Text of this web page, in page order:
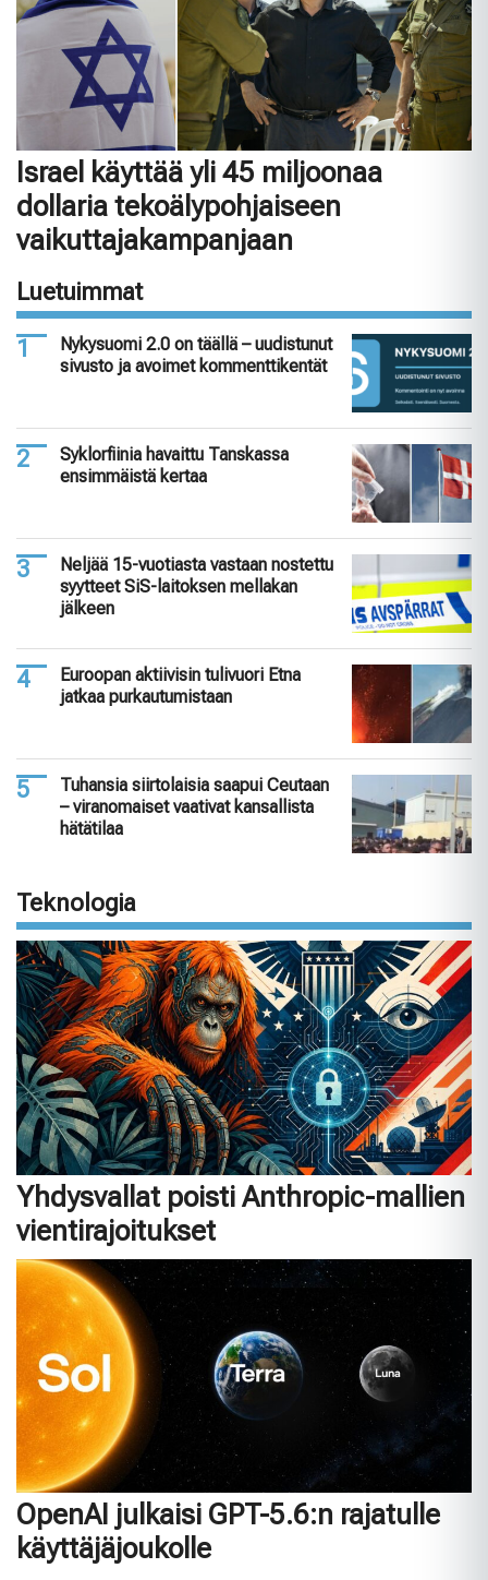
Israel käyttää yli 45 miljoonaa
dollaria tekoälypohjaiseen
vaikuttajakampanjaan
Luetuimmat
Nykysuomi 2.0 on täällä – uudistunut
sivusto ja avoimet kommenttikentät
Syklorfiinia havaittu Tanskassa
ensimmäistä kertaa
Neljää 15-vuotiasta vastaan nostettu
syytteet SiS-laitoksen mellakan
jälkeen
Euroopan aktiivisin tulivuori Etna
jatkaa purkautumistaan
Tuhansia siirtolaisia saapui Ceutaan
– viranomaiset vaativat kansallista
hätätilaa
Teknologia
Yhdysvallat poisti Anthropic-mallien
vientirajoitukset
OpenAI julkaisi GPT-5.6:n rajatulle
käyttäjäjoukolle